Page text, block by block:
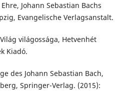
Johann Sebastian Bachs
Evangelische Verlagsanstalt.
világossága, Hetvenhét
Kiadó.
des Johann Sebastian Bach,
Springer-Verlag. (2015):